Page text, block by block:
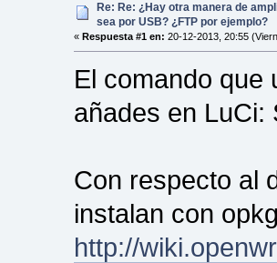
Re: Re: ¿Hay otra manera de
sea por USB? ¿FTP por ejemplo?
« Respuesta #1 en: 20-12-2013, 20:55
El comando que
añades en LuCi:
Con respecto al
instalan con
http://